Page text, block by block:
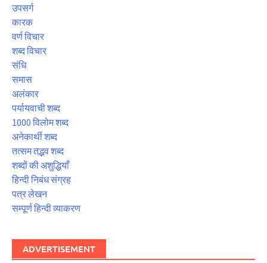
उपसर्ग
कारक
वर्ण विचार
शब्द विचार
संधि
समास
अलंकार
पर्यायवाची शब्द
1000 विलोम शब्द
अनेकार्थी शब्द
तत्सम तद्भव शब्द
शब्दों की अशुद्धियाँ
हिन्दी निबंध संग्रह
पत्र लेखन
सम्पूर्ण हिन्दी व्याकरण
ADVERTISEMENT